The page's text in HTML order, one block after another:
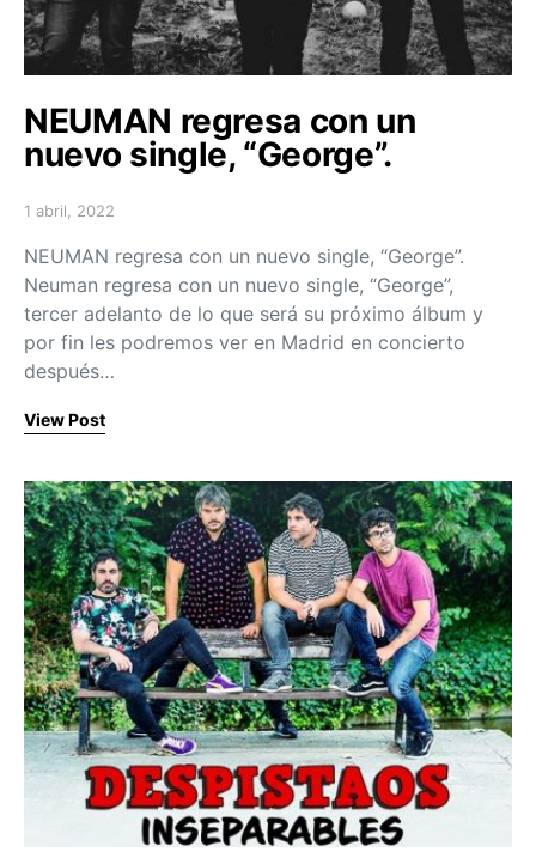
NEUMAN regresa con un
nuevo single, “George”.
Posted on
1 abril, 2022
NEUMAN regresa con un nuevo single, “George”.
Neuman regresa con un nuevo single, “George”,
tercer adelanto de lo que será su próximo álbum y
por fin les podremos ver en Madrid en concierto
después…
View Post